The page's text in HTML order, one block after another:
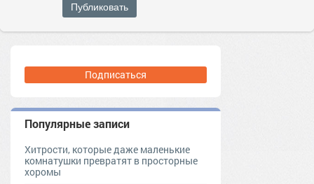
Публиковать
Подписаться
Популярные записи
Хитрости, которые даже маленькие
комнатушки превратят в просторные
хоромы